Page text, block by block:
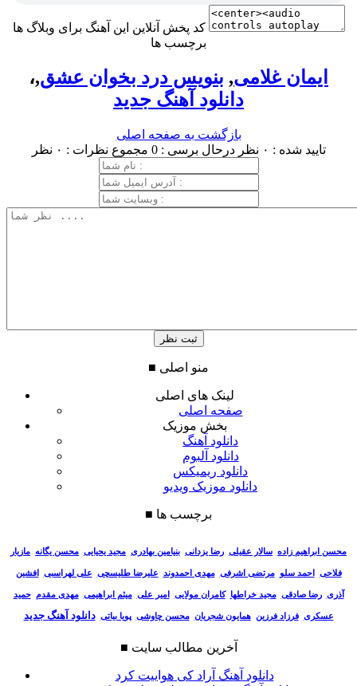
کد پخش آنلاین این آهنگ برای وبلاگ ها
برچسب ها
، ایمان غلامی, بنویس درد بخوان عشق,
دانلود آهنگ جدید
بازگشت به صفحه اصلی
تایید شده : ۰ نظر
درحال برسی : 0 مجموع نظرات : ۰ نظر
■ منو اصلی
لینک های اصلی
صفحه اصلی
بخش موزیک
دانلود آهنگ
دانلود آلبوم
دانلود ریمیکس
دانلود موزیک ویدیو
■ برچسب ها
محسن ابراهیم زاده سالار عقیلی رضا یزدانی بنیامین بهادری مجید یحیایی محسن یگانه مازیار
فلاحی احمد سلو مرتضی اشرفی مهدی احمدوند علیرضا طلیسچی علی لهراسبی افشین
آذری رضا صادقی مجید خراطها کامران مولایی امیر علی میثم ابراهیمی مهدی مقدم حمید
عسکری فرزاد فرزین همایون شجریان محسن چاوشی پویا بیاتی دانلود آهنگ جدید
■ آخرین مطالب سایت
دانلود آهنگ آراد کی هواییت کرد